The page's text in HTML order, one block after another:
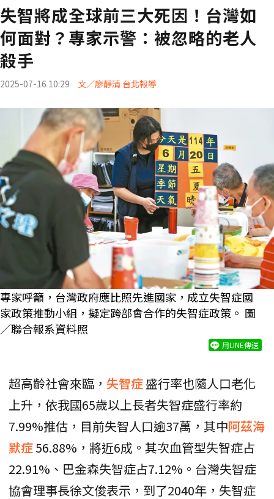
失智將成全球前三大死因！台灣如
何面對？專家示警：被忽略的老人
殺手
2025-07-16 10:29 文／廖靜清 台北報導
專家呼籲，台灣政府應比照先進國家，成立失智症國
家政策推動小組，擬定跨部會合作的失智症政策。 圖
／聯合報系資料照
用LINE傳送
超高齡社會來臨， 失智症盛行率也隨人口老化
上升，依我國65歲以上長者失智症盛行率約
7.99%推估，目前失智人口逾37萬，其中阿茲海
默症56.88%，將近6成。其次血管型失智症占
22.91%、巴金森失智症占7.12%。台灣失智症
協會理事長徐文俊表示，到了2040年，失智症